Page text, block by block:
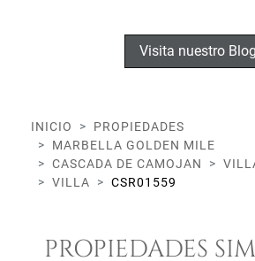
Visita nuestro Blog
INICIO
PROPIEDADES
MARBELLA GOLDEN MILE
CASCADA DE CAMOJAN
VILLA
CSR01559
PROPIEDADES